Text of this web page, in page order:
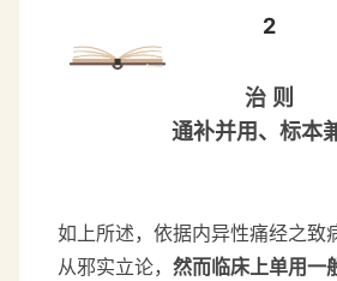
2
治 则
通补并用、标本
如上所述，依据内异性痛经之致
从邪实立论， 然而临床上单用一